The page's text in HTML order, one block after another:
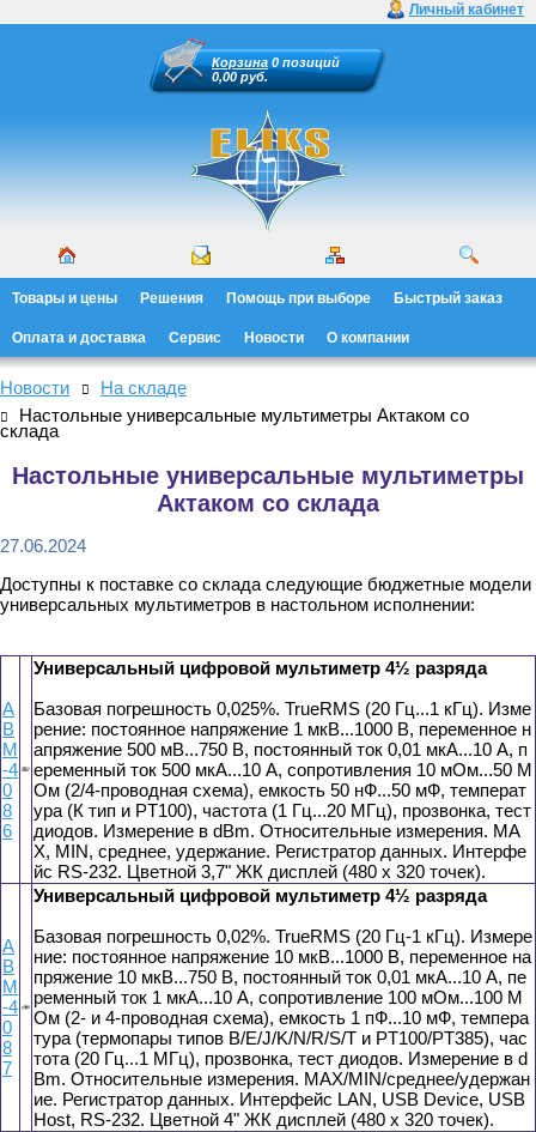
Личный кабинет
Корзина 0 позиций
0,00 руб.
Товары и цены Решения Помощь при выборе Быстрый заказ
Оплата и доставка Сервис Новости О компании
Новости
На складе
Настольные универсальные мультиметры Актаком со
склада
Настольные универсальные мультиметры
Актаком со склада
27.06.2024
Доступны к поставке со склада следующие бюджетные модели
универсальных мультиметров в настольном исполнении:
А
В
М
-4
0
8
6
Универсальный цифровой мультиметр 4½ разряда
Базовая погрешность 0,025%. TrueRMS (20 Гц...1 кГц). Изме
рение: постоянное напряжение 1 мкВ...1000 В, переменное н
апряжение 500 мВ...750 В, постоянный ток 0,01 мкА...10 А, п
еременный ток 500 мкА...10 А, сопротивления 10 мОм...50 М
Ом (2/4-проводная схема), емкость 50 нФ...50 мФ, температ
ура (К тип и PT100), частота (1 Гц...20 МГц), прозвонка, тест
диодов. Измерение в dBm. Относительные измерения. MA
X, MIN, среднее, удержание. Регистратор данных. Интерфе
йс RS-232. Цветной 3,7" ЖК дисплей (480 x 320 точек).
А
В
М
-4
0
8
7
Универсальный цифровой мультиметр 4½ разряда
Базовая погрешность 0,02%. TrueRMS (20 Гц-1 кГц). Измере
ние: постоянное напряжение 10 мкВ...1000 В, переменное на
пряжение 10 мкВ...750 В, постоянный ток 0,01 мкА...10 А, пе
ременный ток 1 мкА...10 А, сопротивление 100 мОм...100 М
Ом (2- и 4-проводная схема), емкость 1 пФ...10 мФ, темпера
тура (термопары типов B/E/J/K/N/R/S/T и PT100/PT385), час
тота (20 Гц...1 МГц), прозвонка, тест диодов. Измерение в d
Bm. Относительные измерения. MAX/MIN/среднее/удержан
ие. Регистратор данных. Интерфейс LAN, USB Device, USB
Host, RS-232. Цветной 4" ЖК дисплей (480 x 320 точек).